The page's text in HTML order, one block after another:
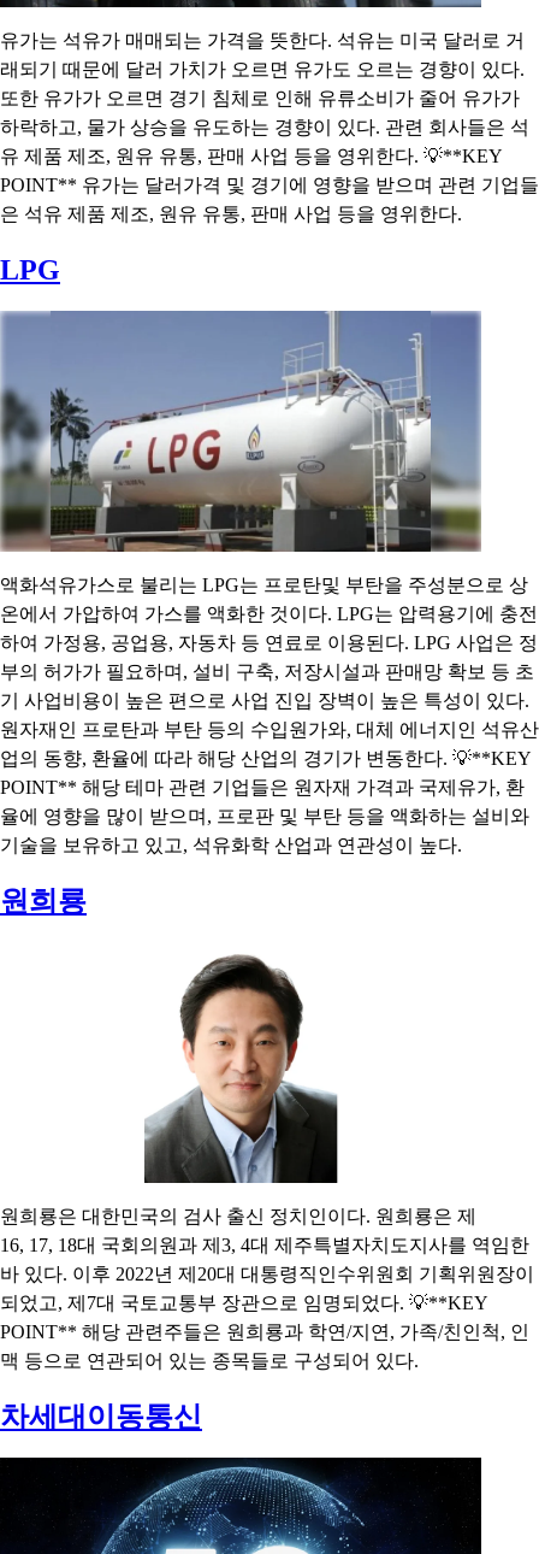
유가는 석유가 매매되는 가격을 뜻한다. 석유는 미국 달러로 거
래되기 때문에 달러 가치가 오르면 유가도 오르는 경향이 있다.
또한 유가가 오르면 경기 침체로 인해 유류소비가 줄어 유가가
하락하고, 물가 상승을 유도하는 경향이 있다. 관련 회사들은 석
유 제품 제조, 원유 유통, 판매 사업 등을 영위한다. 💡**KEY
POINT** 유가는 달러가격 및 경기에 영향을 받으며 관련 기업들
은 석유 제품 제조, 원유 유통, 판매 사업 등을 영위한다.
LPG
액화석유가스로 불리는 LPG는 프로탄및 부탄을 주성분으로 상
온에서 가압하여 가스를 액화한 것이다. LPG는 압력용기에 충전
하여 가정용, 공업용, 자동차 등 연료로 이용된다. LPG 사업은 정
부의 허가가 필요하며, 설비 구축, 저장시설과 판매망 확보 등 초
기 사업비용이 높은 편으로 사업 진입 장벽이 높은 특성이 있다.
원자재인 프로탄과 부탄 등의 수입원가와, 대체 에너지인 석유산
업의 동향, 환율에 따라 해당 산업의 경기가 변동한다. 💡**KEY
POINT** 해당 테마 관련 기업들은 원자재 가격과 국제유가, 환
율에 영향을 많이 받으며, 프로판 및 부탄 등을 액화하는 설비와
기술을 보유하고 있고, 석유화학 산업과 연관성이 높다.
원희룡
원희룡은 대한민국의 검사 출신 정치인이다. 원희룡은 제
16, 17, 18대 국회의원과 제3, 4대 제주특별자치도지사를 역임한
바 있다. 이후 2022년 제20대 대통령직인수위원회 기획위원장이
되었고, 제7대 국토교통부 장관으로 임명되었다. 💡**KEY
POINT** 해당 관련주들은 원희룡과 학연/지연, 가족/친인척, 인
맥 등으로 연관되어 있는 종목들로 구성되어 있다.
차세대이동통신